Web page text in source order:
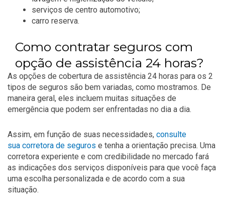
serviços de centro automotivo;
carro reserva.
Como contratar seguros com
opção de assistência 24 horas?
As opções de cobertura de assistência 24 horas para os 2
tipos de seguros são bem variadas, como mostramos. De
maneira geral, eles incluem muitas situações de
emergência que podem ser enfrentadas no dia a dia.
Assim, em função de suas necessidades, consulte
sua corretora de seguros e tenha a orientação precisa. Uma
corretora experiente e com credibilidade no mercado fará
as indicações dos serviços disponíveis para que você faça
uma escolha personalizada e de acordo com a sua
situação.